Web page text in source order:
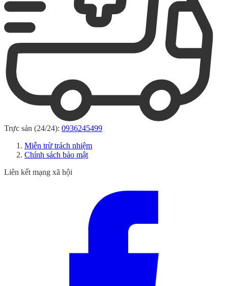
Trực sản (24/24): 0936245499
Miễn trừ trách nhiệm
Chính sách bảo mật
Liên kết mạng xã hội